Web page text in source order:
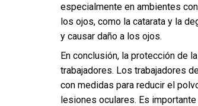
especialmente en ambientes
los ojos, como la catarata y la
y causar daño a los ojos.
En conclusión, la protección de
trabajadores. Los trabajadores
con medidas para reducir el
lesiones oculares. Es